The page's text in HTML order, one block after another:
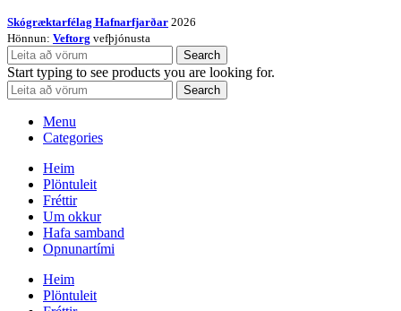
Skógræktarfélag Hafnarfjarðar 2026
Hönnun: Veftorg vefþjónusta
Search
Start typing to see products you are looking for.
Search
Menu
Categories
Heim
Plöntuleit
Fréttir
Um okkur
Hafa samband
Opnunartími
Heim
Plöntuleit